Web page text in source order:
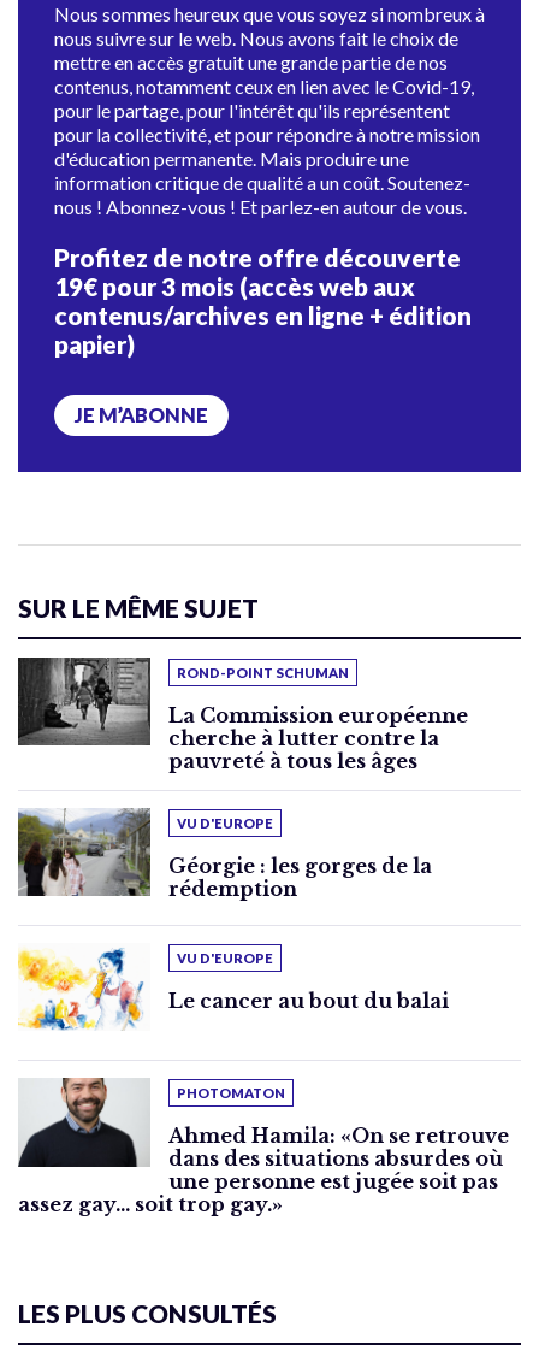
Nous sommes heureux que vous soyez si nombreux à
nous suivre sur le web. Nous avons fait le choix de
mettre en accès gratuit une grande partie de nos
contenus, notamment ceux en lien avec le Covid-19,
pour le partage, pour l'intérêt qu'ils représentent
pour la collectivité, et pour répondre à notre mission
d'éducation permanente. Mais produire une
information critique de qualité a un coût. Soutenez-
nous ! Abonnez-vous ! Et parlez-en autour de vous.
Profitez de notre offre découverte
19€ pour 3 mois (accès web aux
contenus/archives en ligne + édition
papier)
JE M’ABONNE
SUR LE MÊME SUJET
ROND-POINT SCHUMAN
La Commission européenne
cherche à lutter contre la
pauvreté à tous les âges
VU D'EUROPE
Géorgie : les gorges de la
rédemption
VU D'EUROPE
Le cancer au bout du balai
PHOTOMATON
Ahmed Hamila: «On se retrouve
dans des situations absurdes où
une personne est jugée soit pas
assez gay… soit trop gay.»
LES PLUS CONSULTÉS